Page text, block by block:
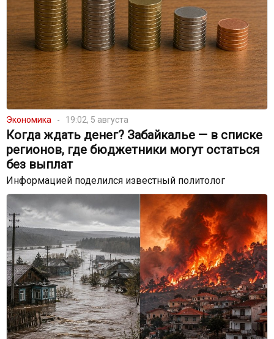
Экономика 19:02, 5 августа
Когда ждать денег? Забайкалье — в списке
регионов, где бюджетники могут остаться
без выплат
Информацией поделился известный политолог